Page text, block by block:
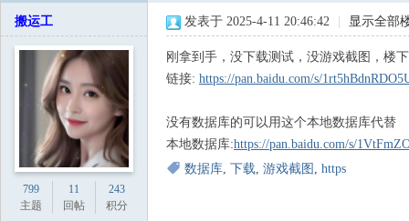
搬运工
799
主题
11
回帖
243
积分
发表于 2025-4-11 20:46:42 显示全部
刚拿到手，没下载测试，没游戏截图，楼
链接: https://pan.baidu.com/s/
没有数据库的可以用这个本地数据库代替
本地数据库:https://pan.baidu.com/s/
数据库, 下载, 游戏截图 , https